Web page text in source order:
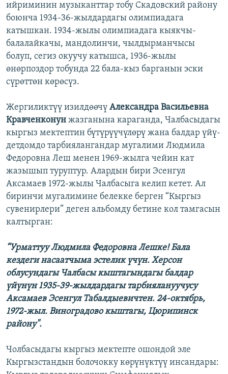
ийриминин музыканттар тобу Скадовский району
боюнча 1934-36-жылдардагы олимпиадага
катышкан. 1934-жылы олимпиадага кыякчы-
балалайкачы, мандолинчи, чылдырманчысы
болуп, сегиз окуучу катышса, 1936-жылы
өнөрпоздор тобунда 22 бала-кыз барганын эски
сүрөттөн көрөсүз.
Жергиликтүү изилдөөчү Александра Васильевна
Кравченконун жазганына караганда, Чалбасыдагы
кыргыз мектептин бүтүрүүчүлөрү жана балдар үйү-
детдомдо тарбиялангандар мугалими Людмила
Федоровна Леш менен 1969-жылга чейин кат
жазышып туруптур. Алардын бири Эсенгул
Аксамаев 1972-жылы Чалбасыга келип кетет. Ал
биринчи мугалимине белекке берген “Кыргыз
сувенирлери” деген альбомду бетине кол тамгасын
калтырган:
“Урматтуу Людмила Федоровна Лешке! Бала
кездеги насаатчыма эстелик үчүн. Херсон
облусундагы Чалбасы кыштагындагы балдар
үйүнүн 1935-39-жылдардагы тарбиялануучусу
Аксамаев Эсенгул Табалдыевичтен. 24-октябрь,
1972-жыл. Виноградово кыштагы, Цюрипинск
району".
Чолбасыдагы кыргыз мектепте ошондой эле
Кыргызстандын болочокку көрүнүктүү инсандары: